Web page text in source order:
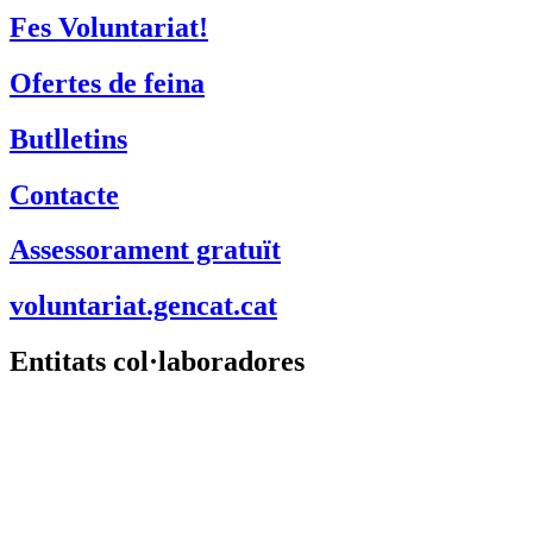
Fes Voluntariat!
Ofertes de feina
Butlletins
Contacte
Assessorament gratuït
voluntariat.gencat.cat
Entitats col·laboradores